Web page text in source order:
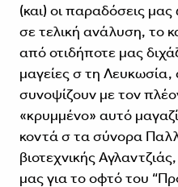
(και) οι παραδόσεις
σε τελική ανάλυση, το
από οτιδήποτε μας
μαγείες σ τη Λευκωσία,
συνοψίζουν με τον
«κρυμμένο» αυτό
κοντά σ τα σύνορα
βιοτεχνικής
μας για το οφτό του